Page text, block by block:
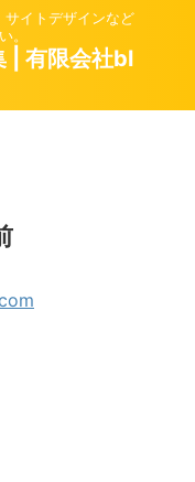
サイトデザインなど
。
| 有限会社bl